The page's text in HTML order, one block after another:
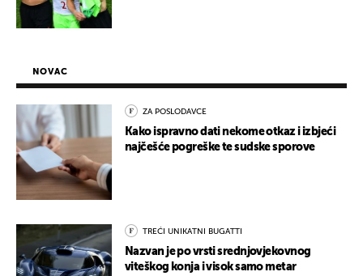
NOVAC
ZA POSLODAVCE
Kako ispravno dati nekome otkaz i izbjeći
najčešće pogreške te sudske sporove
TREĆI UNIKATNI BUGATTI
Nazvan je po vrsti srednjovjekovnog
viteškog konja i visok samo metar